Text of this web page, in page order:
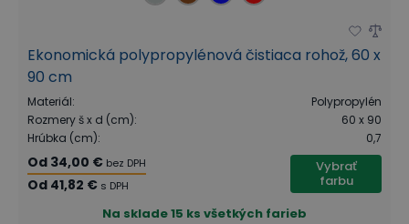
Ekonomická polypropylénová čistiaca rohož, 60 x
90 cm
Materiál:
Polypropylén
Rozmery š x d (cm):
60 x 90
Hrúbka (cm): 0,7
Od 34,00 € bez DPH
Od 41,82 € s DPH
Vybrať
farbu
Na sklade15 ks všetkých farieb